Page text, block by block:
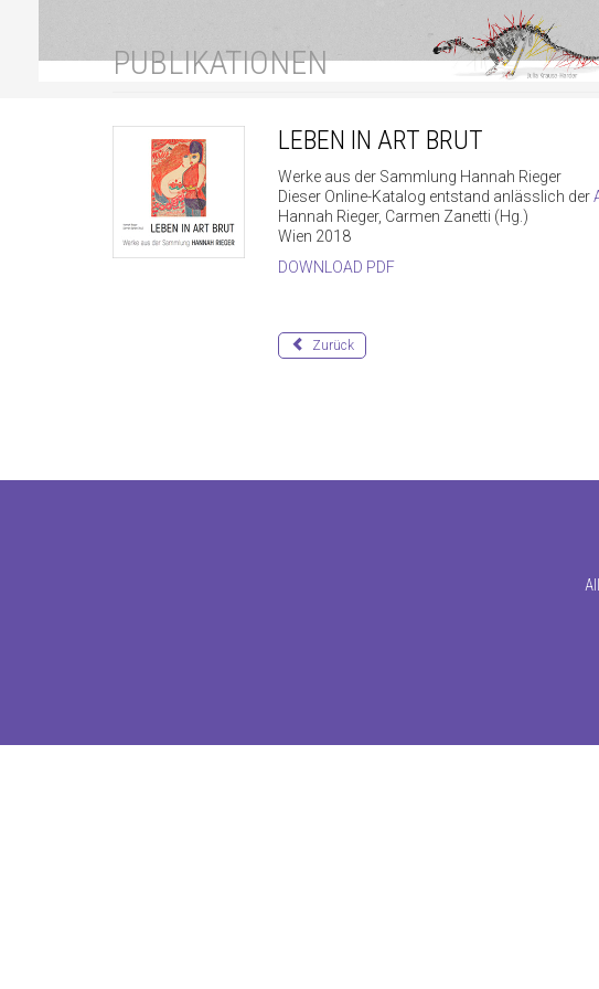
PUBLIKATIONEN
LEBEN IN ART BRUT
Werke aus der Sammlung Hannah Rieger
Dieser Online-Katalog entstand anlässlich der
Hannah Rieger, Carmen Zanetti (Hg.)
Wien 2018
DOWNLOAD PDF
Zurück